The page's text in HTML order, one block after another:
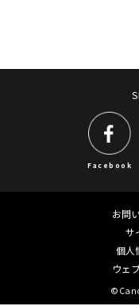
Facebook
お問
サ
個人
ウェ